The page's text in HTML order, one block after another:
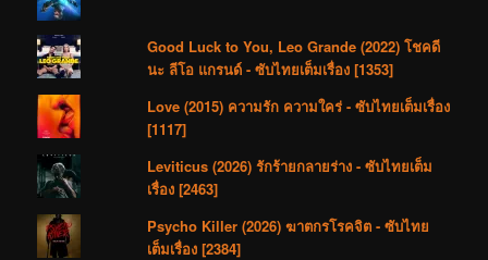
Good Luck to You, Leo Grande (2022) โชคดี
นะ ลีโอ แกรนด์ - ซับไทยเต็มเรื่อง [1353]
Love (2015) ความรัก ความใคร่ - ซับไทยเต็มเรื่อง
[1117]
Leviticus (2026) รักร้ายกลายร่าง - ซับไทยเต็ม
เรื่อง [2463]
Psycho Killer (2026) ฆาตกรโรคจิต - ซับไทย
เต็มเรื่อง [2384]